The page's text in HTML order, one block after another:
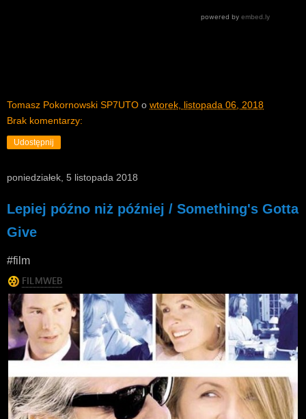
Tomasz Pokornowski SP7UTO o wtorek, listopada 06, 2018
Brak komentarzy:
Udostępnij
poniedziałek, 5 listopada 2018
Lepiej późno niż później / Something's Gotta
Give
#film